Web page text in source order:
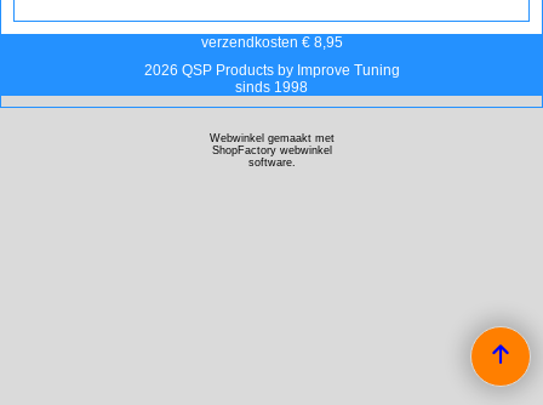
verzendkosten € 8,95
2026 QSP Products by Improve Tuning
sinds 1998
Webwinkel gemaakt met
ShopFactory webwinkel
software.